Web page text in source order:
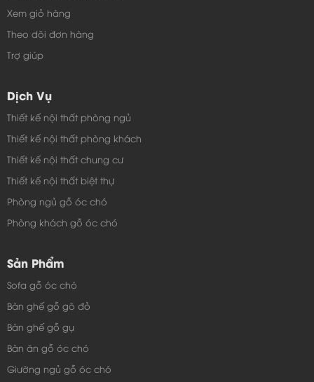
Xem giỏ hàng
Theo dõi đơn hàng
Trợ giúp
Dịch Vụ
Thiết kế nội thất phòng ngủ
Thiết kế nội thất phòng khách
Thiết kế nội thất chung cư
Thiết kế nội thất biệt thự
Phòng ngủ gỗ óc chó
Phòng khách gỗ óc chó
Sản Phẩm
Sofa gỗ óc chó
Bàn ghế gỗ gõ đỏ
Bàn ghế gỗ gụ
Bàn ăn gỗ óc chó
Giường ngủ gỗ óc chó